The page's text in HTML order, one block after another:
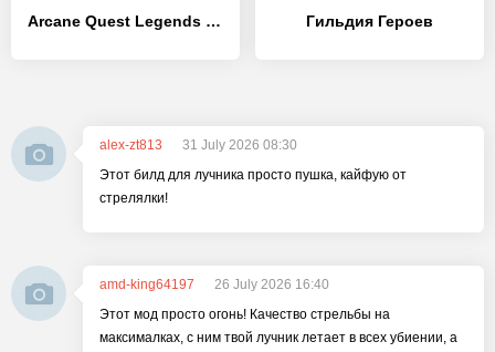
Arcane Quest Legends Offline Гильдия Героев
alex-zt813
31 July 2026 08:30
Этот билд для лучника просто пушка, кайфую от
стрелялки!
amd-king64197
26 July 2026 16:40
Этот мод просто огонь! Качество стрельбы на
максималках, с ним твой лучник летает в всех убиении, а